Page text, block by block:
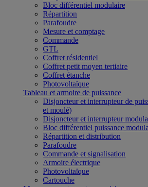
Bloc différentiel modulaire
Répartition
Parafoudre
Mesure et comptage
Commande
GTL
Coffret résidentiel
Coffret petit moyen tertiaire
Coffret étanche
Photovoltaïque
Tableau et armoire de puissance
Disjoncteur et interrupteur de
et moulé)
Disjoncteur et interrupteur
Bloc différentiel puissance
Répartition et distribution
Parafoudre
Commande et signalisation
Armoire électrique
Photovoltaïque
Cartouche